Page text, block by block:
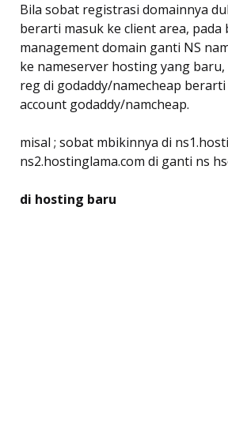
Bila sobat registrasi domainnya
berarti masuk ke client area, pada
management domain ganti NS
ke nameserver hosting yang
reg di godaddy/namecheap
account godaddy/namcheap.
misal ; sobat mbikinnya di
ns2.hostinglama.com di ganti ns
di hosting baru